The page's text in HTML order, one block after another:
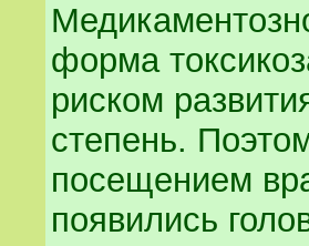
форма
риском
степень.
посещением
появились